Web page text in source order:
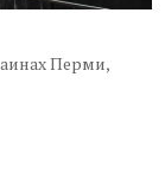
Перми,